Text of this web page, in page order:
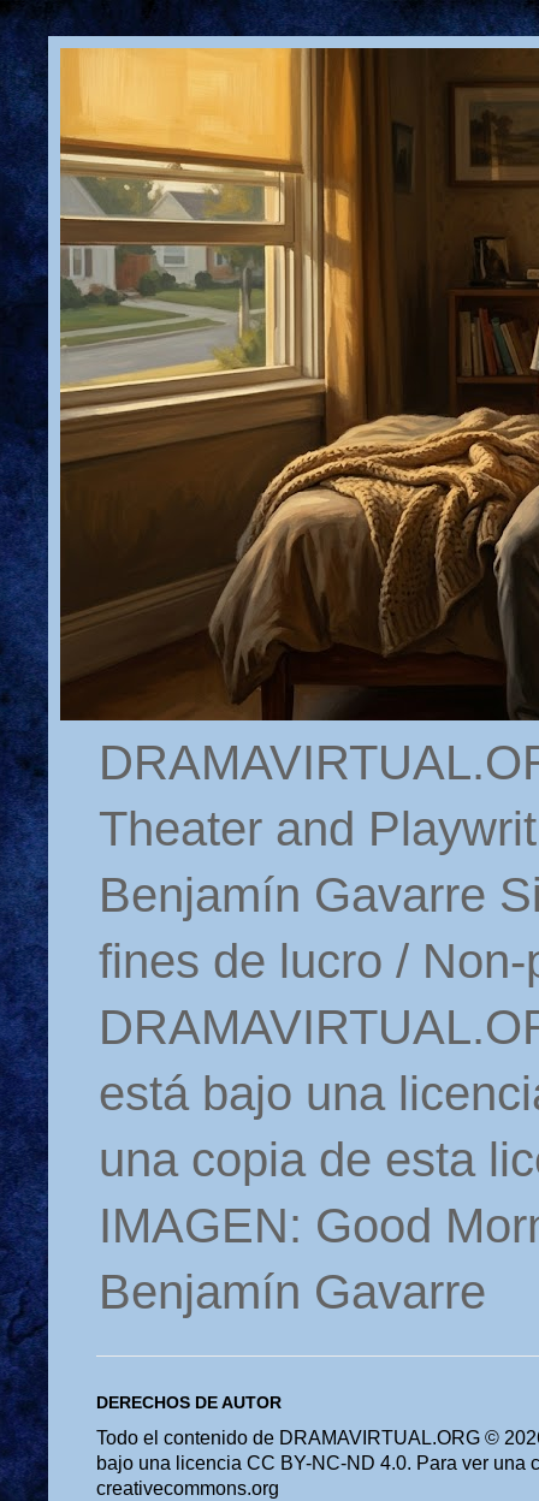
Theater and
Benjamín Gavarre
fines de lucro /
está bajo una
una copia de esta
IMAGEN: Good
Benjamín Gavarre
DERECHOS DE AUTOR
Todo el contenido de DRAMAVIRTUAL.ORG ©
bajo una licencia CC BY-NC-ND 4.0. Para ver una
creativecommons.org